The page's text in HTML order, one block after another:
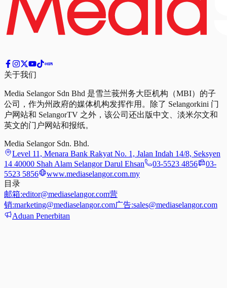
关于我们
Media Selangor Sdn Bhd 是雪兰莪州务大臣机构（MBI）的子
公司，作为州政府的媒体机构发挥作用。除了 Selangorkini 门
户网站和 SelangorTV 之外，该公司还出版中文、淡米尔文和
英文的门户网站和报纸。
Media Selangor Sdn. Bhd.
Level 11, Menara Bank Rakyat No. 1, Jalan Indah 14/8, Seksyen
14 40000 Shah Alam Selangor Darul Ehsan
03-5523 4856
03-
5523 5856
www.mediaselangor.com.my
目录
邮箱:editor@mediaselangor.com营
销:marketing@mediaselangor.com广告:sales@mediaselangor.com
Aduan Penerbitan